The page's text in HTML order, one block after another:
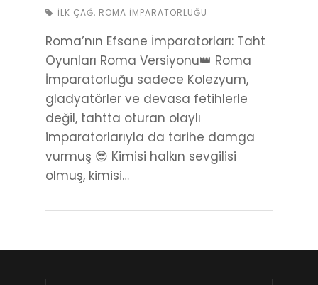
İLK ÇAĞ, ROMA İMPARATORLUĞU
Roma’nın Efsane İmparatorları: Taht
Oyunları Roma Versiyonu👑 Roma
İmparatorluğu sadece Kolezyum,
gladyatörler ve devasa fetihlerle
değil, tahtta oturan olaylı
imparatorlarıyla da tarihe damga
vurmuş 😎 Kimisi halkın sevgilisi
olmuş, kimisi…